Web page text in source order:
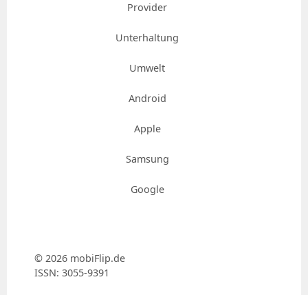
Provider
Unterhaltung
Umwelt
Android
Apple
Samsung
Google
© 2026 mobiFlip.de
ISSN: 3055-9391